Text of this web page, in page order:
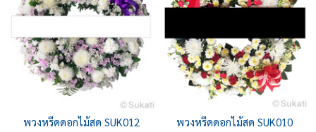
พวงหรีดดอกไม้สด SUK012 พวงหรีดดอกไม้สด SUK010